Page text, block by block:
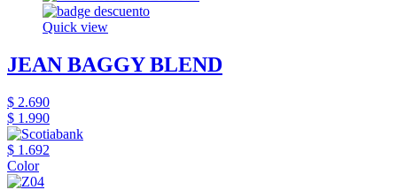
Quick view
JEAN BAGGY BLEND
$ 2.690
$ 1.990
$ 1.692
Color